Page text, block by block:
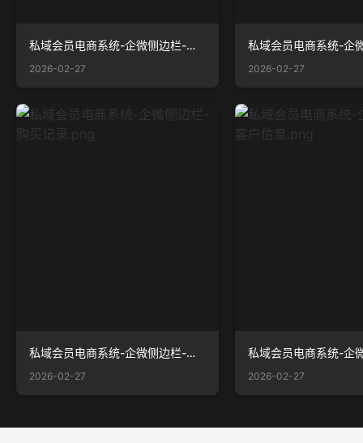
私域会员电商系统-企微侧边栏-订单记录.png
2026-02-27 2026-02-27
私域会员电商系统-企微侧边栏-购买记录.png
2026-02-27 2026-02-27